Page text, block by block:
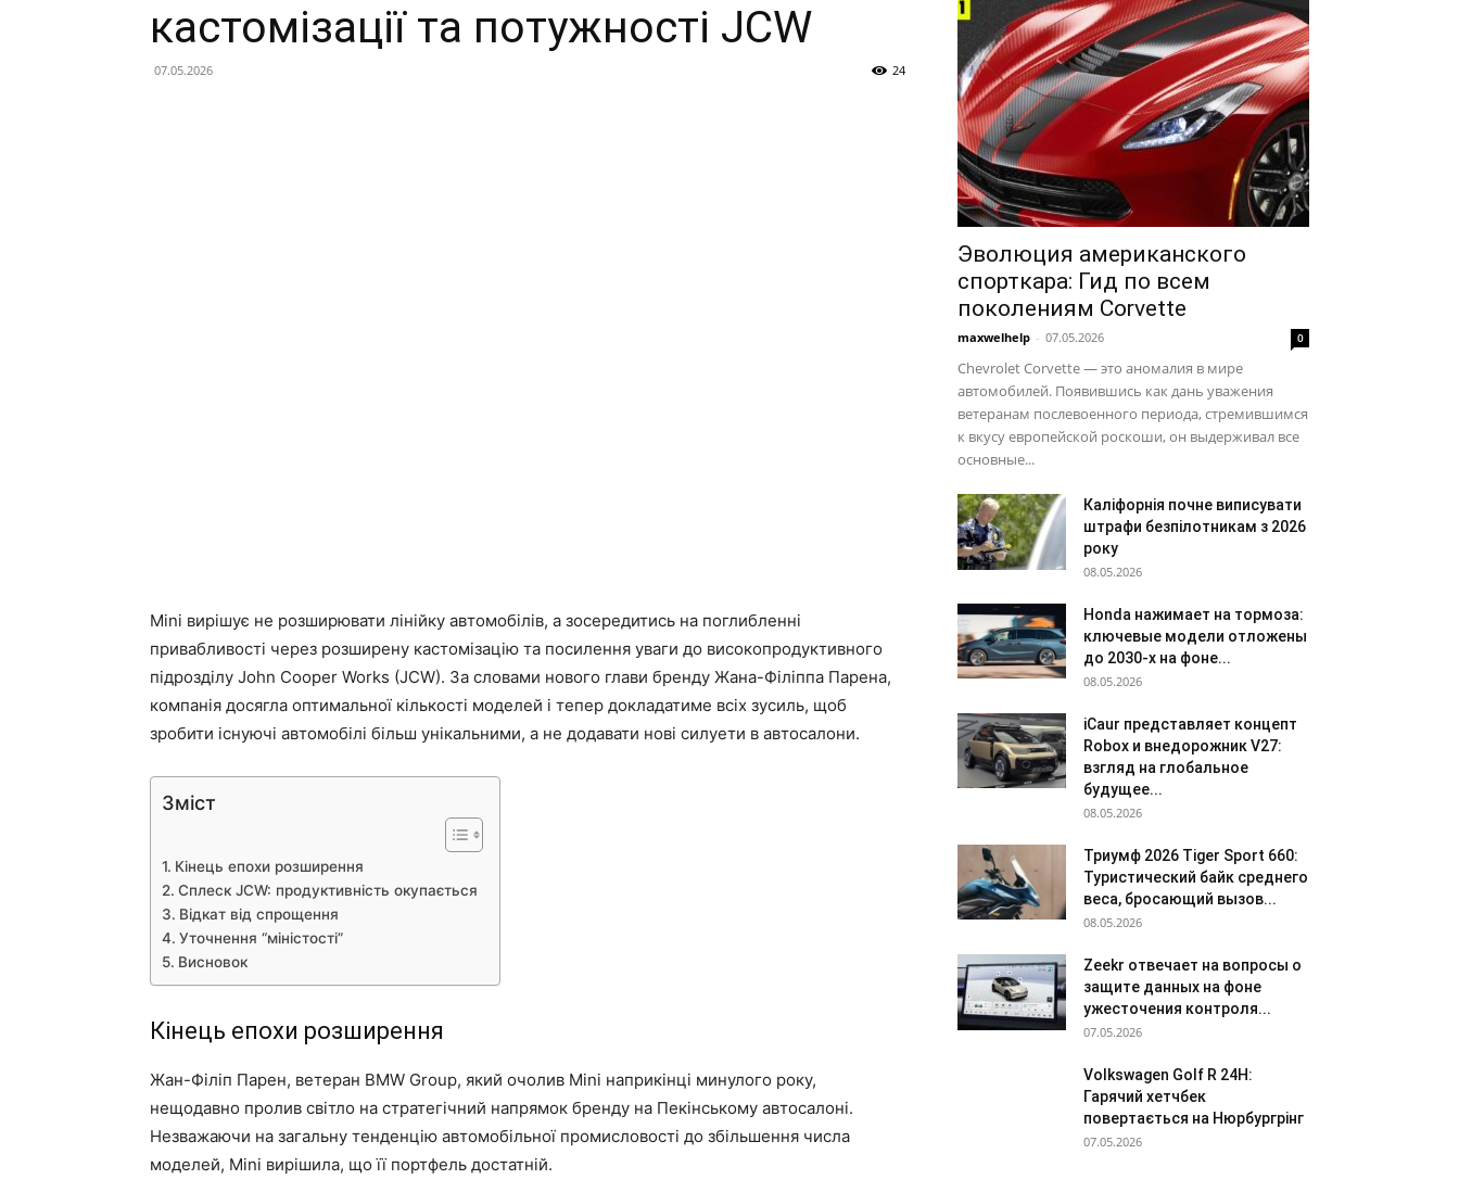
кастомізації та потужності JCW
07.05.2026 24
Mini вирішує не розширювати лінійку автомобілів, а зосередитись на поглибленні
привабливості через розширену кастомізацію та посилення уваги до високопродуктивного
підрозділу John Cooper Works (JCW). За словами нового глави бренду Жана-Філіппа Парена,
компанія досягла оптимальної кількості моделей і тепер докладатиме всіх зусиль, щоб
зробити існуючі автомобілі більш унікальними, а не додавати нові силуети в автосалони.
Зміст
Кінець епохи розширення
Сплеск JCW: продуктивність окупається
Відкат від спрощення
Уточнення “міністості”
Висновок
Кінець епохи розширення
Жан-Філіп Парен, ветеран BMW Group, який очолив Mini наприкінці минулого року,
нещодавно пролив світло на стратегічний напрямок бренду на Пекінському автосалоні.
Незважаючи на загальну тенденцію автомобільної промисловості до збільшення числа
моделей, Mini вирішила, що її портфель достатній.
Эволюция американского
спорткара: Гид по всем
поколениям Corvette
maxwelhelp - 07.05.2026 0
Chevrolet Corvette — это аномалия в мире
автомобилей. Появившись как дань уважения
ветеранам послевоенного периода, стремившимся
к вкусу европейской роскоши, он выдерживал все
основные...
Каліфорнія почне виписувати
штрафи безпілотникам з 2026
року
08.05.2026
Honda нажимает на тормоза:
ключевые модели отложены
до 2030-х на фоне...
08.05.2026
iCaur представляет концепт
Robox и внедорожник V27:
взгляд на глобальное
будущее...
08.05.2026
Триумф 2026 Tiger Sport 660:
Туристический байк среднего
веса, бросающий вызов...
08.05.2026
Zeekr отвечает на вопросы о
защите данных на фоне
ужесточения контроля...
07.05.2026
Volkswagen Golf R 24H:
Гарячий хетчбек
повертається на Нюрбургрінг
07.05.2026